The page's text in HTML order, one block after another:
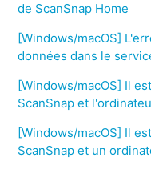
de ScanSnap Home
[Windows/macOS]
données dans le
[Windows/macOS] Il
ScanSnap et
[Windows/macOS] Il
ScanSnap et un